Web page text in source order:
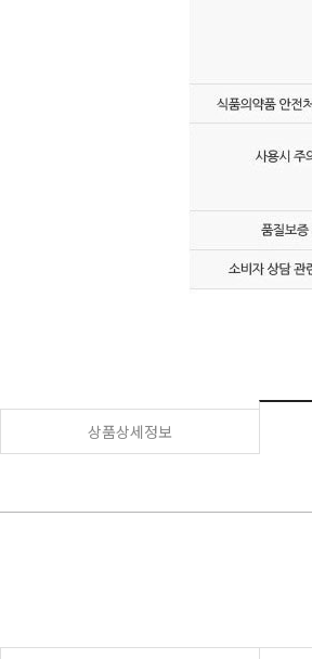
상품상세정보